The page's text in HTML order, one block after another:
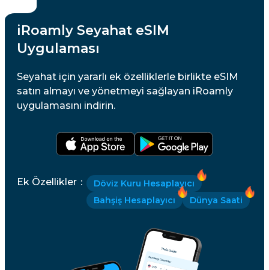
iRoamly Seyahat eSIM
Uygulaması
Seyahat için yararlı ek özelliklerle birlikte eSIM
satın almayı ve yönetmeyi sağlayan iRoamly
uygulamasını indirin.
Ek Özellikler ：
Döviz Kuru Hesaplayıcı
Bahşiş Hesaplayıcı
Dünya Saati